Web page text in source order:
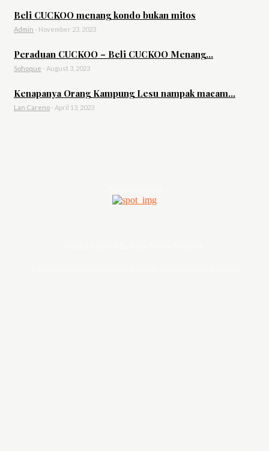
Beli CUCKOO menang kondo bukan mitos
Admin - November 23, 2023
Peraduan CUCKOO – Beli CUCKOO Menang...
Sohoque - August 3, 2023
Kenapanya Orang Kampung Lesu nampak macam...
Lan Careno - April 13, 2023